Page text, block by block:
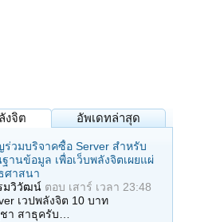
งจิต อัพเดทล่าสุด
ร่วมบริจาคซื้อ Server สำหรับ
ฐานข้อมูล เพื่อเว็บพลังจิตเผยแผ่
ศาสนา
มวิวัฒน์ ตอบ เสาร์ เวลา 23:48
เวปพลังจิต 10 บาท
า สาธุครับ…